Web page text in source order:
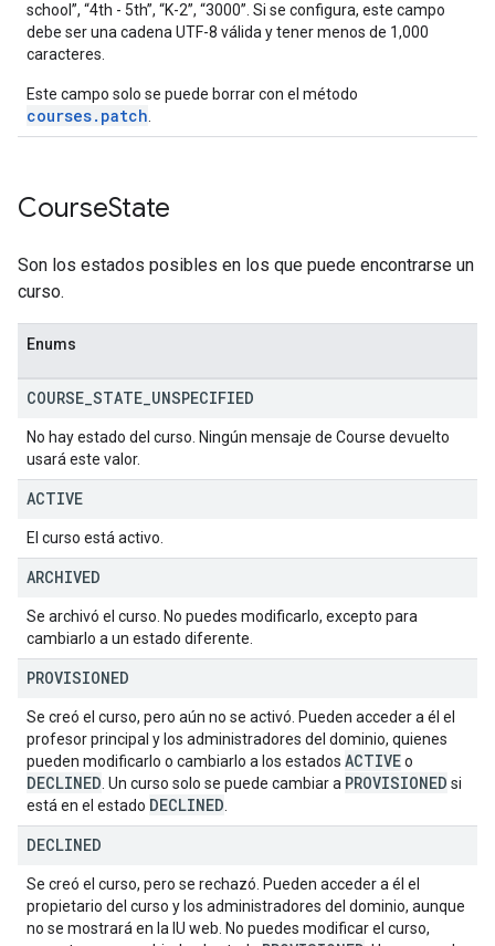
school”, “4th - 5th”, “K-2”, “3000”. Si se configura, este campo
debe ser una cadena UTF-8 válida y tener menos de 1,000
caracteres.
Este campo solo se puede borrar con el método
courses.patch
CourseState
Son los estados posibles en los que puede encontrarse un
curso.
Enums
COURSE STATE UNSPECIFIED
No hay estado del curso. Ningún mensaje de Course devuelto
usará este valor.
ACTIVE
El curso está activo.
ARCHIVED
Se archivó el curso. No puedes modificarlo, excepto para
cambiarlo a un estado diferente.
PROVISIONED
Se creó el curso, pero aún no se activó. Pueden acceder a él el
profesor principal y los administradores del dominio, quienes
pueden modificarlo o cambiarlo a los estados ACTIVEo
DECLINED . Un curso solo se puede cambiar a PROVISIONED si
está en el estado DECLINED
DECLINED
Se creó el curso, pero se rechazó. Pueden acceder a él el
propietario del curso y los administradores del dominio, aunque
no se mostrará en la IU web. No puedes modificar el curso,